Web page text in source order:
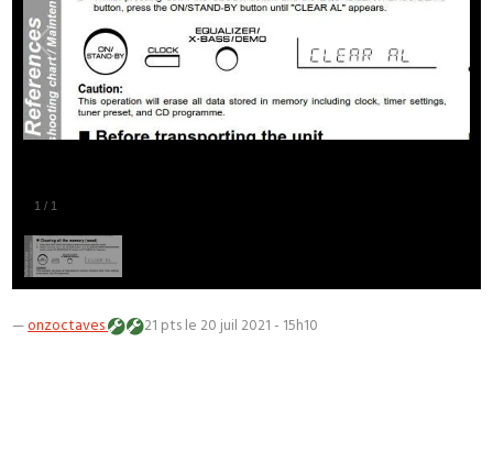
1 / 1
—onzoctaves 21 ptsle 20 juil 2021 - 15h10